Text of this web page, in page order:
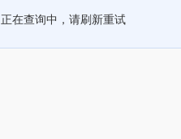
正在查询中，请刷新重试